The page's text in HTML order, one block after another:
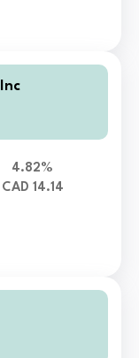
4.82%
CAD 14.14